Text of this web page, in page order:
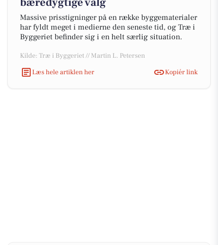
Massive prisstigninger på en række byggematerialer
har fyldt meget i medierne den seneste tid, og Træ i
Byggeriet befinder sig i en helt særlig situation.
Kilde: Træ i Byggeriet // Martin L. Petersen
Læs hele artiklen her
Kopiér link